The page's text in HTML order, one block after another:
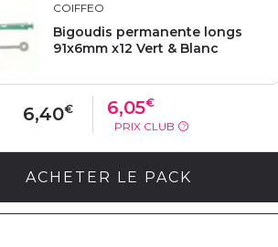
COIFFEO
Bigoudis permanente longs
91x6mm x12 Vert & Blanc
6,40€ 6,05€
PRIX CLUB
?
ACHETER LE PACK